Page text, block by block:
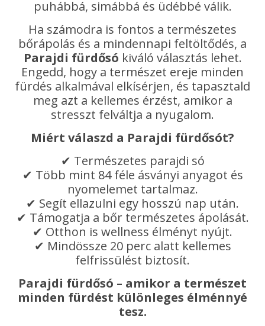
puhábbá, simábbá és üdébbé válik.
Ha számodra is fontos a természetes
bőrápolás és a mindennapi feltöltődés, a
Parajdi fürdősó kiváló választás lehet.
Engedd, hogy a természet ereje minden
fürdés alkalmával elkísérjen, és tapasztald
meg azt a kellemes érzést, amikor a
stresszt felváltja a nyugalom.
Miért válaszd a Parajdi fürdősót?
✔ Természetes parajdi só
✔ Több mint 84 féle ásványi anyagot és
nyomelemet tartalmaz.
✔ Segít ellazulni egy hosszú nap után.
✔ Támogatja a bőr természetes ápolását.
✔ Otthon is wellness élményt nyújt.
✔ Mindössze 20 perc alatt kellemes
felfrissülést biztosít.
Parajdi fürdősó – amikor a természet
minden fürdést különleges élménnyé
tesz.